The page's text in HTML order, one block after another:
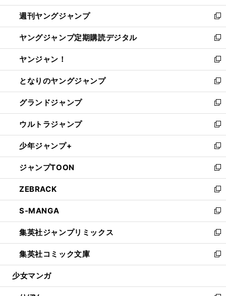
開
く
ウ
で
開
く
ン
ド
ウ
で
開
く
ウ
ィ
ン
ド
ウ
で
開
く
週刊ヤングジャンプ
新
し
い
ウ
ィ
ン
ド
ウ
で
開
く
ヤングジャンプ定期購読デジタル
新
し
い
ウ
ィ
ン
ド
ウ
で
開
く
ヤンジャン！
新
し
い
ウ
ィ
ン
ド
ウ
で
開
く
となりのヤングジャンプ
新
し
い
ウ
ィ
ン
ド
ウ
で
開
く
グランドジャンプ
新
し
い
ウ
ィ
ン
ド
ウ
で
開
く
ウルトラジャンプ
新
し
い
ウ
ィ
ン
ド
ウ
で
開
く
少年ジャンプ+
新
し
い
ウ
ィ
ン
ド
ウ
で
開
く
ジャンプTOON
新
し
い
ウ
ィ
ン
ド
ウ
で
開
ZEBRACK
新
し
い
ウ
ィ
ン
ド
ウ
開
S-MANGA
新
し
い
ウ
ィ
ン
ウ
集英社ジャンプリミックス
新
し
い
ウ
ン
集英社コミック文庫
新
し
ウ
少女マンガ